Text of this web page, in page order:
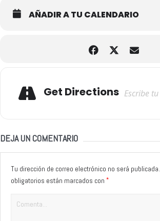
AÑADIR A TU CALENDARIO
Get Directions
DEJA UN COMENTARIO
Tu dirección de correo electrónico no será publicada.
obligatorios están marcados con *